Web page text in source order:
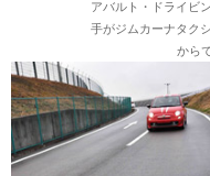
アバルト・ドライビ
手がジムカーナタク
から